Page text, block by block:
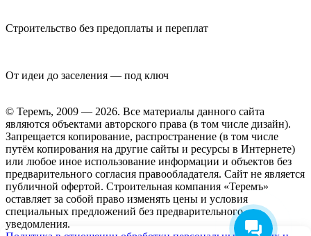
Строительство без предоплаты и переплат
От идеи до заселения — под ключ
© Теремъ, 2009 — 2026. Все материалы данного сайта
являются объектами авторского права (в том числе дизайн).
Запрещается копирование, распространение (в том числе
путём копирования на другие сайты и ресурсы в Интернете)
или любое иное использование информации и объектов без
предварительного согласия правообладателя. Cайт не является
публичной офертой. Строительная компания «Теремъ»
оставляет за собой право изменять цены и условия
специальных предложений без предварительного
уведомления.